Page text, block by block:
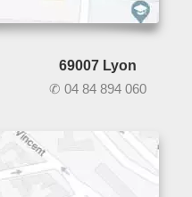
69007 Lyon
✆ 04 84 894 060